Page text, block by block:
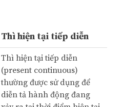
Thì hiện tại tiếp diễn
Thì hiện tại tiếp diễn
(present continuous)
thường được sử dụng để
diễn tả hành động đang